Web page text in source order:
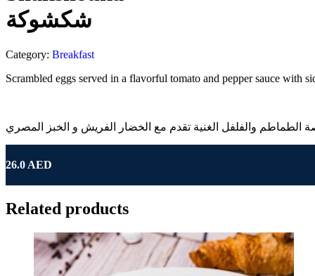
شكشوكة
Category: Breakfast
Scrambled eggs served in a flavorful tomato and pepper sauce with
والفلفل الغنية تقدم مع الخضار الفريش و الخبز المصري
26.0
Related products